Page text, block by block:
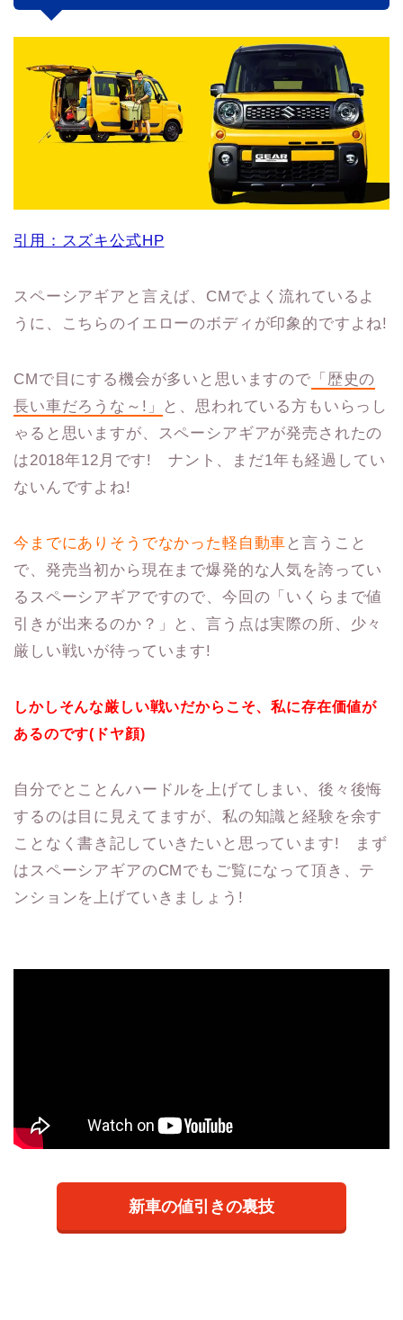
引用：スズキ公式HP
スペーシアギアと言えば、CMでよく流れているよ
うに、こちらのイエローのボディが印象的ですよね!
CMで目にする機会が多いと思いますので 「歴史の
長い車だろうな～!」
と、思われている方もいらっし
ゃると思いますが、スペーシアギアが発売されたの
は2018年12月です! ナント、まだ1年も経過してい
ないんですよね!
今までにありそうでなかった軽自動車 と言うこと
で、発売当初から現在まで爆発的な人気を誇ってい
るスペーシアギアですので、今回の「いくらまで値
引きが出来るのか？」と、言う点は実際の所、少々
厳しい戦いが待っています!
しかしそんな厳しい戦いだからこそ、私に存在価値が
あるのです(ドヤ顔)
自分でとことんハードルを上げてしまい、後々後悔
するのは目に見えてますが、私の知識と経験を余す
ことなく書き記していきたいと思っています! まず
はスペーシアギアのCMでもご覧になって頂き、テ
ンションを上げていきましょう!
新車の値引きの裏技